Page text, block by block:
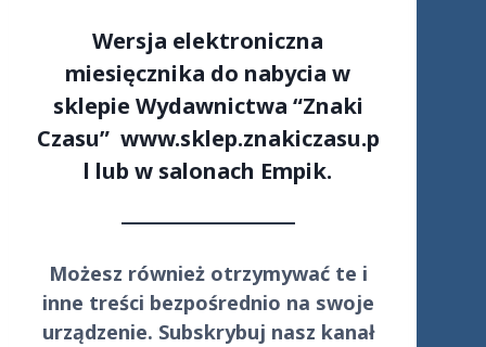
Wersja elektroniczna
miesięcznika do nabycia w
sklepie Wydawnictwa “Znaki
Czasu” www.sklep.znakiczasu.p
l lub w salonach Empik.
Możesz również otrzymywać te i
inne treści bezpośrednio na swoje
urządzenie. Subskrybuj nasz kanał